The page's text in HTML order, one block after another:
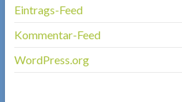
Eintrags-Feed
Kommentar-Feed
WordPress.org